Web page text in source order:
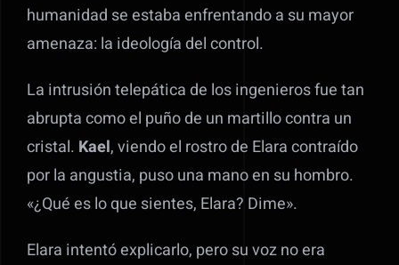
humanidad se estaba enfrentando a su mayor
amenaza: la ideología del control.
La intrusión telepática de los ingenieros fue tan
abrupta como el puño de un martillo contra un
cristal. Kael, viendo el rostro de Elara contraído
por la angustia, puso una mano en su hombro.
«¿Qué es lo que sientes, Elara? Dime».
Elara intentó explicarlo, pero su voz no era